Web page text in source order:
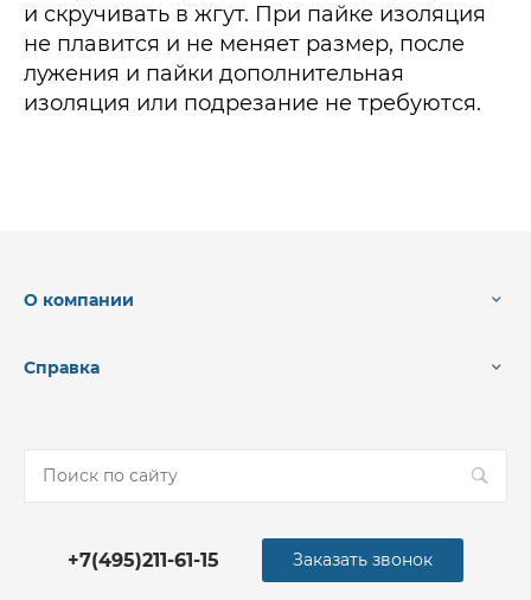
и скручивать в жгут. При пайке изоляция
не плавится и не меняет размер, после
лужения и пайки дополнительная
изоляция или подрезание не требуются.
О компании
Справка
+7(495)211-61-15 Заказать звонок